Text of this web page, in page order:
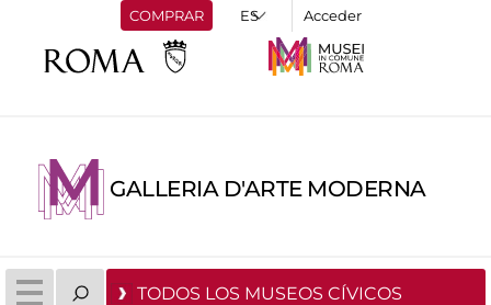
COMPRAR Acceder
GALLERIA D'ARTE MODERNA
TODOS LOS MUSEOS CÍVICOS